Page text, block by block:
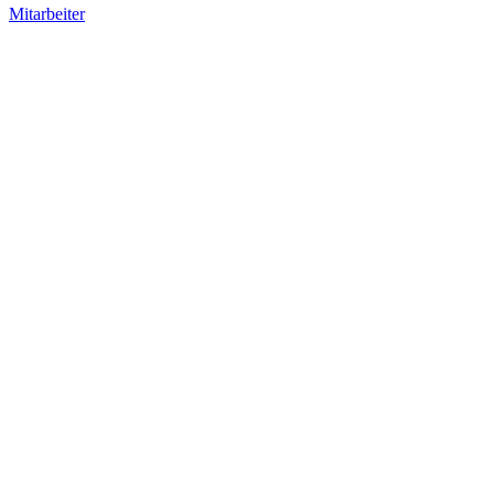
Mitarbeiter